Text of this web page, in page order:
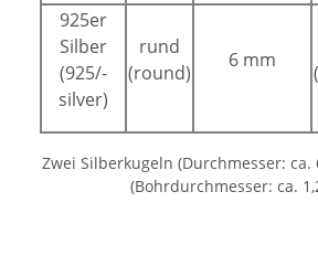
925er
Silber
(925/-
silver)
rund
(round)
6 mm
Zwei Silberkugeln (Durchmesser: ca.
(Bohrdurchmesser: ca.